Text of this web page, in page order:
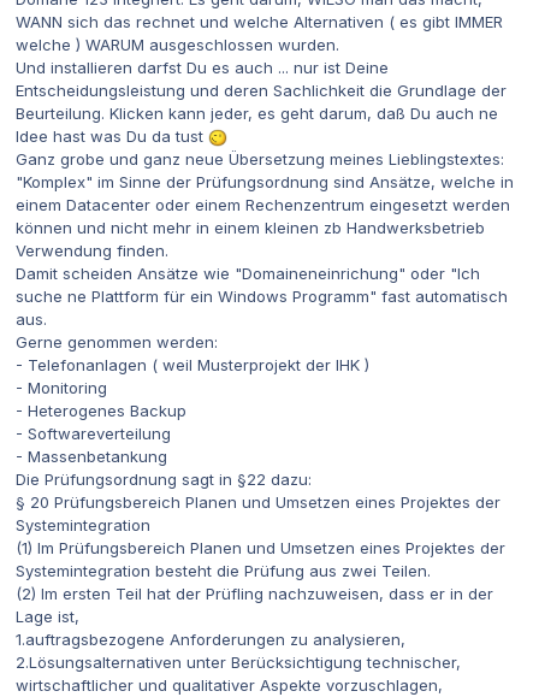
WANN sich das rechnet und welche Alternativen ( es gibt IMMER
welche ) WARUM ausgeschlossen wurden.
Und installieren darfst Du es auch ... nur ist Deine
Entscheidungsleistung und deren Sachlichkeit die Grundlage der
Beurteilung. Klicken kann jeder, es geht darum, daß Du auch ne
Idee hast was Du da tust
Ganz grobe und ganz neue Übersetzung meines Lieblingstextes:
"Komplex" im Sinne der Prüfungsordnung sind Ansätze, welche in
einem Datacenter oder einem Rechenzentrum eingesetzt werden
können und nicht mehr in einem kleinen zb Handwerksbetrieb
Verwendung finden.
Damit scheiden Ansätze wie "Domaineneinrichung" oder "Ich
suche ne Plattform für ein Windows Programm" fast automatisch
aus.
Gerne genommen werden:
- Telefonanlagen ( weil Musterprojekt der IHK )
- Monitoring
- Heterogenes Backup
- Softwareverteilung
- Massenbetankung
Die Prüfungsordnung sagt in §22 dazu:
§ 20 Prüfungsbereich Planen und Umsetzen eines Projektes der
Systemintegration
(1) Im Prüfungsbereich Planen und Umsetzen eines Projektes der
Systemintegration besteht die Prüfung aus zwei Teilen.
(2) Im ersten Teil hat der Prüfling nachzuweisen, dass er in der
Lage ist,
1.auftragsbezogene Anforderungen zu analysieren,
2.Lösungsalternativen unter Berücksichtigung technischer,
wirtschaftlicher und qualitativer Aspekte vorzuschlagen,